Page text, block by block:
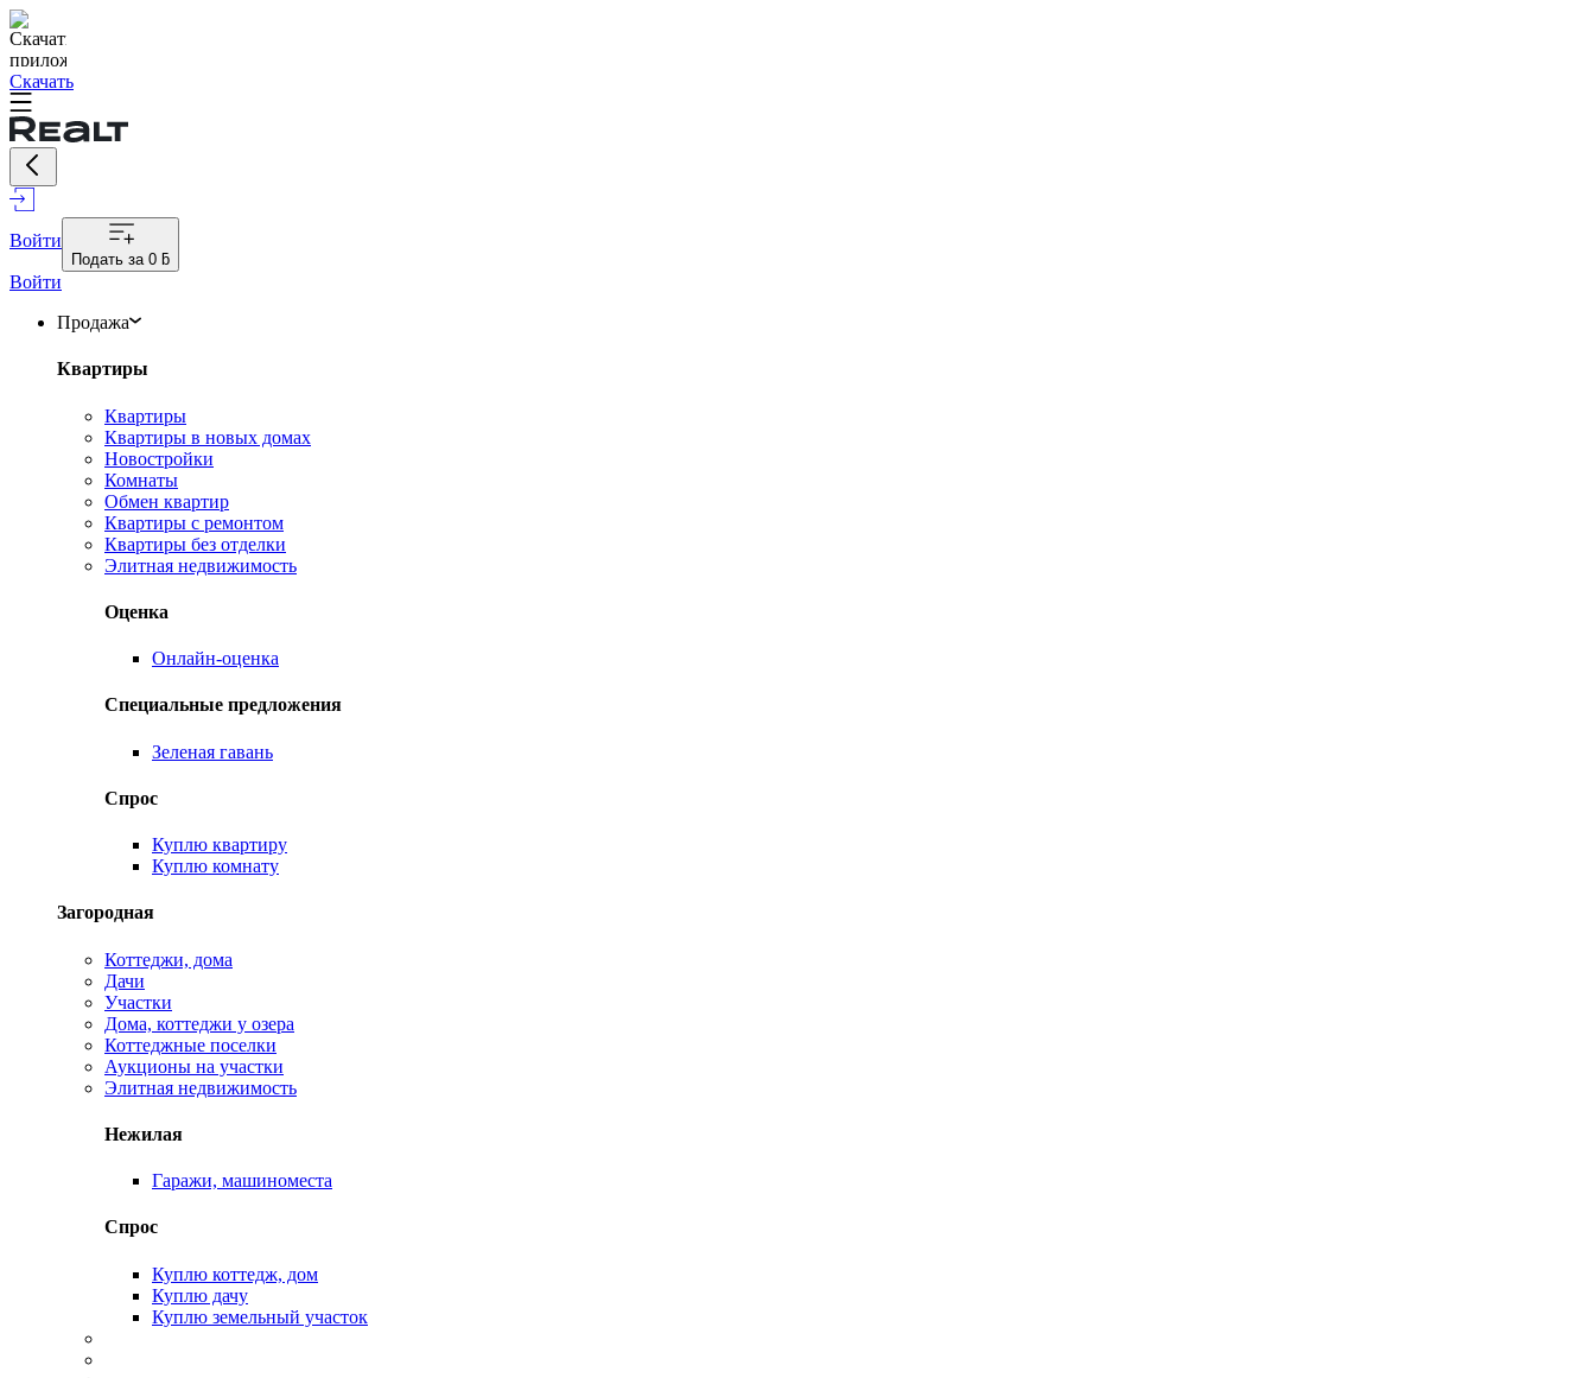
Скачать
Войти
Подать за 0 ƃ
Войти
Продажа
Квартиры
Квартиры
Квартиры в новых домах
Новостройки
Комнаты
Обмен квартир
Квартиры с ремонтом
Квартиры без отделки
Элитная недвижимость
Оценка
Онлайн-оценка
Специальные предложения
Зеленая гавань
Спрос
Куплю квартиру
Куплю комнату
Загородная
Коттеджи, дома
Дачи
Участки
Дома, коттеджи у озера
Коттеджные поселки
Аукционы на участки
Элитная недвижимость
Нежилая
Гаражи, машиноместа
Спрос
Куплю коттедж, дом
Куплю дачу
Куплю земельный участок